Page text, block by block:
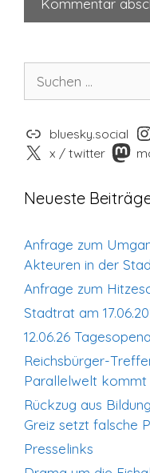
nach:
bluesky.social
x / twitter
Neueste
Anfrage zum
Akteuren in der
Anfrage zum
Stadtrat am
12.06.26
Reichsbürger-
Parallelwelt kommt
Rückzug aus
Greiz setzt falsche
Presselinks